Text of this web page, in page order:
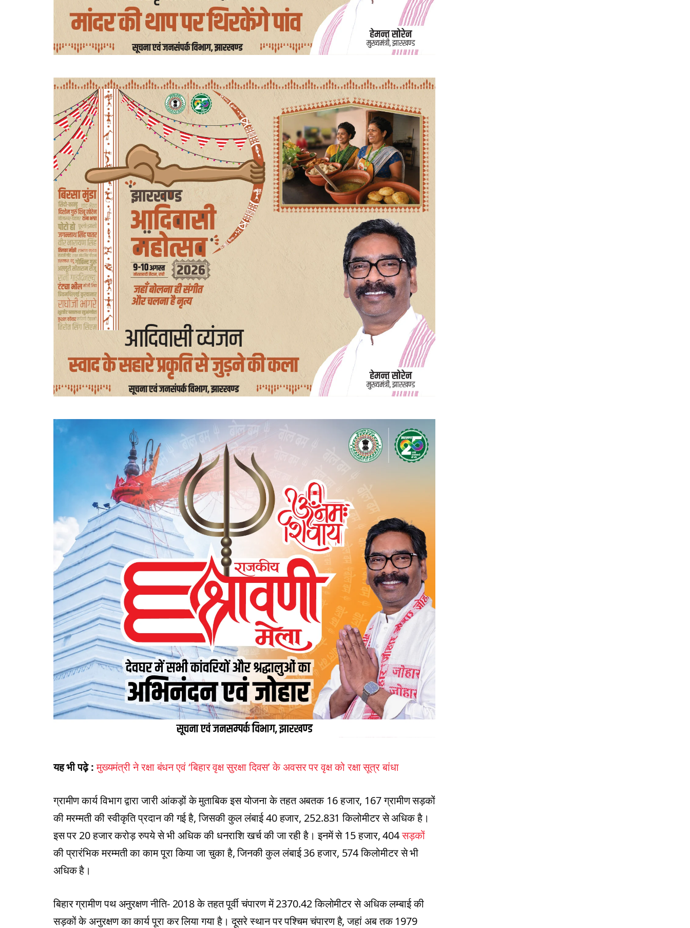
यह भी पढ़े :मुख्यमंत्री ने रक्षा बंधन एवं ‘बिहार वृक्ष सुरक्षा दिवस’ के अवसर पर वृक्ष को रक्षा सूत्र बांधा
ग्रामीण कार्य विभाग द्वारा जारी आंकड़ों के मुताबिक इस योजना के तहत अबतक 16 हजार, 167 ग्रामीण सड़कों
की मरम्मती की स्वीकृति प्रदान की गई है, जिसकी कुल लंबाई 40 हजार, 252.831 किलोमीटर से अधिक है।
इस पर 20 हजार करोड़ रुपये से भी अधिक की धनराशि खर्च की जा रही है। इनमें से 15 हजार, 404सड़कों
की प्रारंभिक मरम्मती का काम पूरा किया जा चुका है, जिनकी कुल लंबाई 36 हजार, 574 किलोमीटर से भी
अधिक है।
बिहार ग्रामीण पथ अनुरक्षण नीति- 2018 के तहत पूर्वी चंपारण में 2370.42 किलोमीटर से अधिक लम्बाई की
सड़कों के अनुरक्षण का कार्य पूरा कर लिया गया है। दूसरे स्थान पर पश्चिम चंपारण है, जहां अब तक 1979